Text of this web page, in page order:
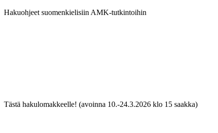
Hakuohjeet suomenkielisiin AMK-tutkintoihin
Tästä hakulomakkeelle! (avoinna 10.-24.3.2026 klo 15 saakka)